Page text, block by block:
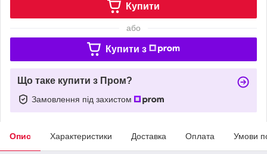
Купити
або
Купити з
Що таке купити з Пром?
Замовлення під захистом
Опис Характеристики Доставка Оплата Умови